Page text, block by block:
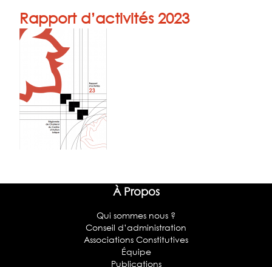
Rapport d’activités 2023
À Propos
Qui sommes nous ?
Conseil d’administration
Associations Constitutives
Équipe
Publications